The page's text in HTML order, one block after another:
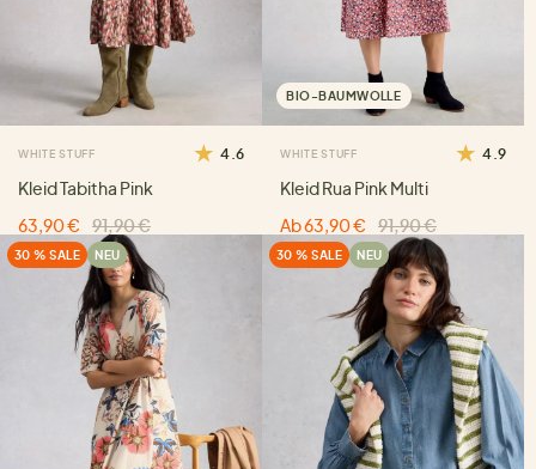
WHITE STUFF 4.6
Kleid Tabitha Pink
63,90 €
91,90 €
BIO-BAUMWOLLE
WHITE STUFF 4.9
Kleid Rua Pink Multi
Ab 63,90 €
91,90 €
30 % SALE NEU 30 % SALE NEU